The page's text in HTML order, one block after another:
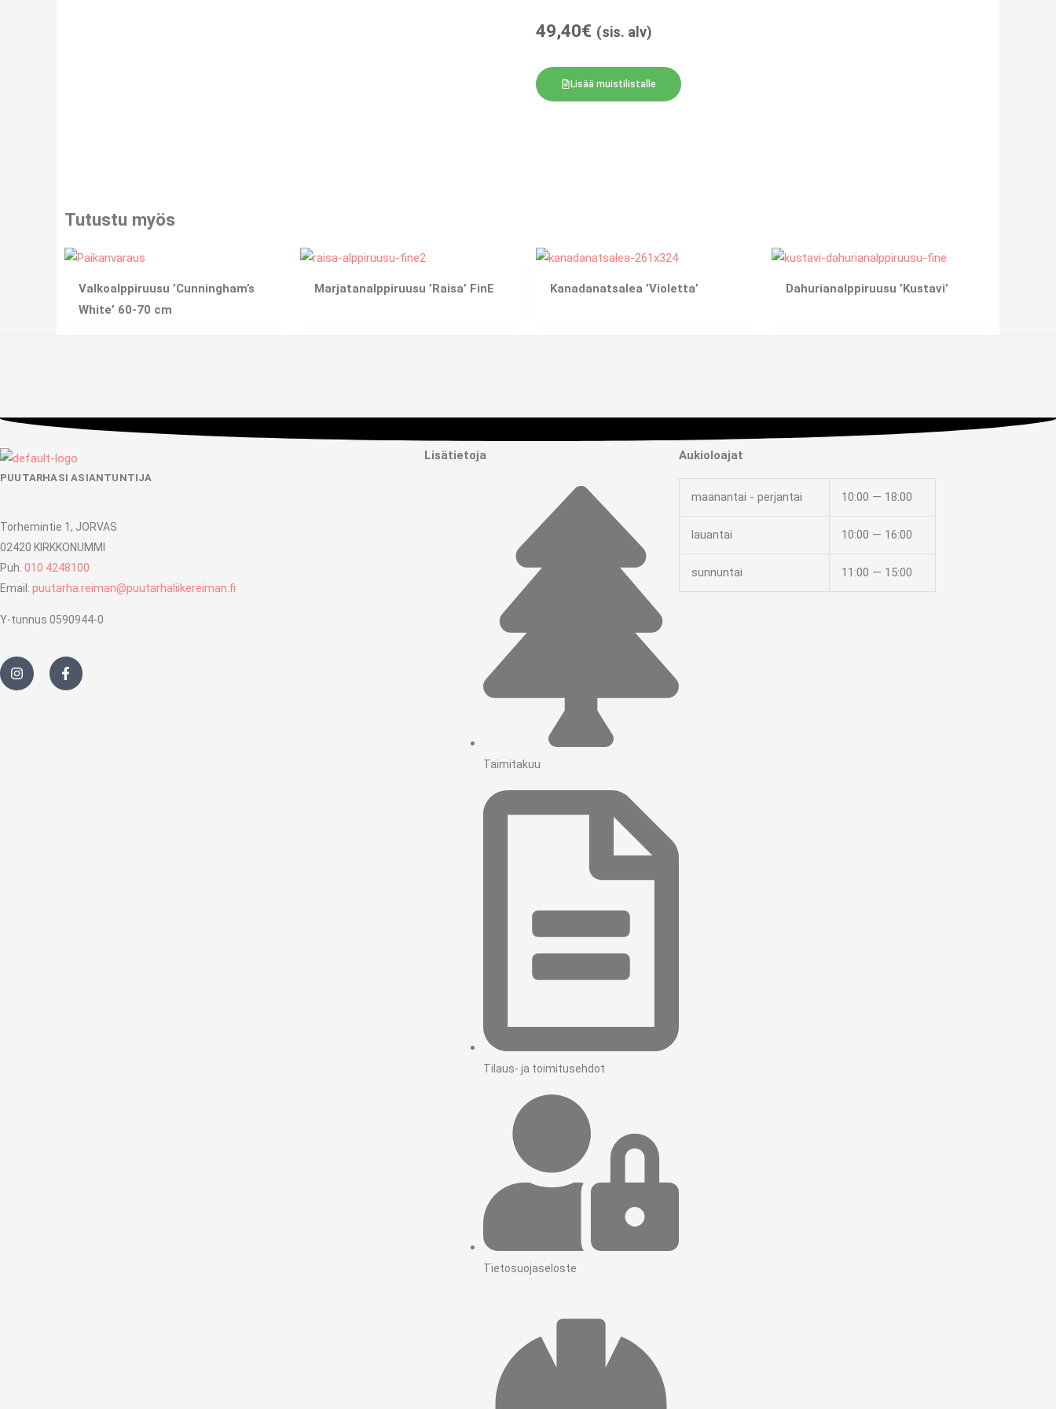
49,40€ (sis. alv)
Lisää muistilistalle
Tutustu myös
Valkoalppiruusu ’Cunningham’s
White’ 60-70 cm
Marjatanalppiruusu ’Raisa’ FinE Kanadanatsalea ’Violetta’ Dahurianalppiruusu ’Kustavi’
PUUTARHASI ASIANTUNTIJA
Torhemintie 1, JORVAS
02420 KIRKKONUMMI
Puh. 010 4248100
Email: puutarha.reiman@puutarhaliikereiman.fi
Y-tunnus 0590944-0
I
n
s
F
a
c
Lisätietoja
Taimitakuu
Tilaus- ja toimitusehdot
Tietosuojaseloste
Aukioloajat
maanantai - perjantai 10:00 — 18:00
lauantai 10:00 — 16:00
sunnuntai 11:00 — 15:00